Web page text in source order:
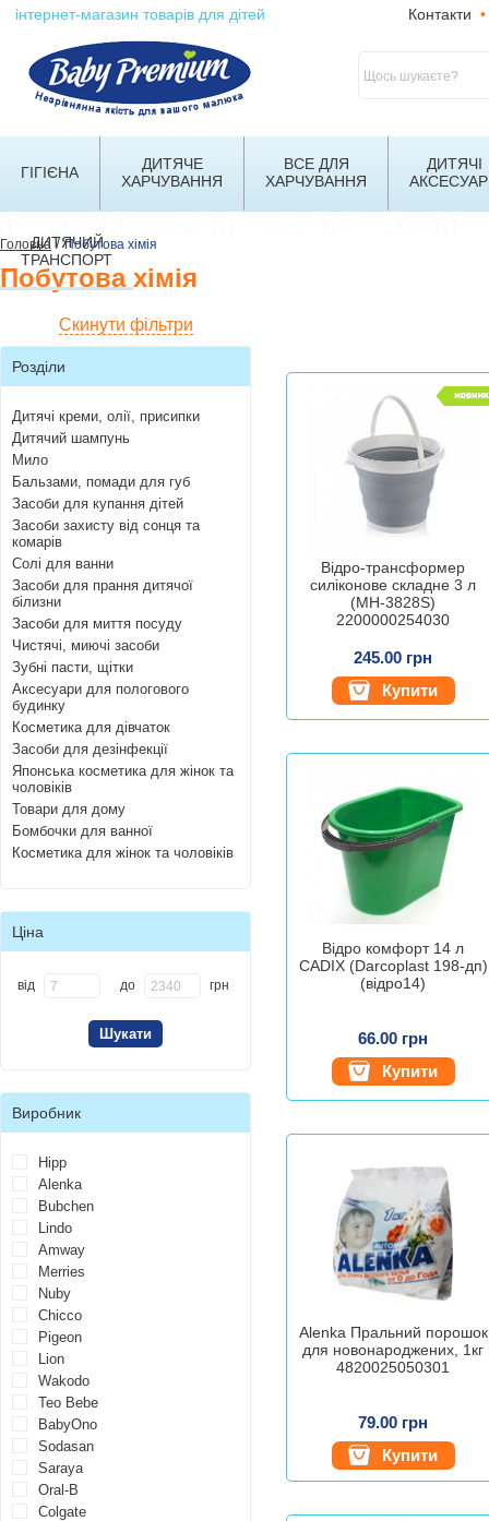
інтернет-магазин товарів для дітей Контакти •
ГІГІЄНА
ДИТЯЧЕ
ХАРЧУВАННЯ
ВСЕ ДЛЯ
ХАРЧУВАННЯ
ДИТЯЧІ
ДИТЯЧИЙ
ТРАНСПОРТ
Головна/Побутова хімія
Побутова хімія
Скинути фільтри
Розділи
Дитячі креми, олії, присипки
Дитячий шампунь
Мило
Бальзами, помади для губ
Засоби для купання дітей
Засоби захисту від сонця та
комарів
Солі для ванни
Засоби для прання дитячої
білизни
Засоби для миття посуду
Чистячі, миючі засоби
Зубні пасти, щітки
Аксесуари для пологового
будинку
Косметика для дівчаток
Засоби для дезінфекції
Японська косметика для жінок та
чоловіків
Товари для дому
Бомбочки для ванної
Косметика для жінок та чоловіків
Ціна
від до грн
Виробник
Hipp
Alenka
Bubchen
Lindo
Amway
Merries
Nuby
Chicco
Pigeon
Lion
Wakodo
Teo Bebe
BabyOno
Sodasan
Saraya
Oral-B
Colgate
Відро-трансформер
силіконове складне 3 л
(MH-3828S)
2200000254030
245.00 грн
Купити
Відро комфорт 14 л
CADIX (Darcoplast 198-дп)
(відро14)
66.00 грн
Купити
Alenka Пральний порошок
для новонароджених, 1кг
4820025050301
79.00 грн
Купити